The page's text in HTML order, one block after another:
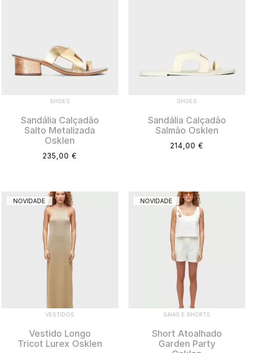
SHOES
Sandália Calçadão
Salto Metalizada
Osklen
235,00 €
SHOES
Sandália Calçadão
Salmão Osklen
214,00 €
NOVIDADE
VESTIDOS
Vestido Longo
Tricot Lurex Osklen
NOVIDADE
SAIAS E SHORTS
Short Atoalhado
Garden Party